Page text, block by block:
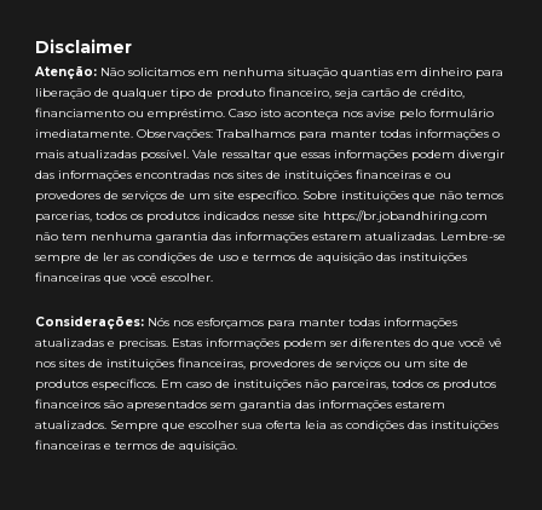
Disclaimer
Atenção: Não solicitamos em nenhuma situação quantias em dinheiro para
liberação de qualquer tipo de produto financeiro, seja cartão de crédito,
financiamento ou empréstimo. Caso isto aconteça nos avise pelo formulário
imediatamente. Observações: Trabalhamos para manter todas informações o
mais atualizadas possível. Vale ressaltar que essas informações podem divergir
das informações encontradas nos sites de instituições financeiras e ou
provedores de serviços de um site específico. Sobre instituições que não temos
parcerias, todos os produtos indicados nesse site https://br.jobandhiring.com
não tem nenhuma garantia das informações estarem atualizadas. Lembre-se
sempre de ler as condições de uso e termos de aquisição das instituições
financeiras que você escolher.
Considerações: Nós nos esforçamos para manter todas informações
atualizadas e precisas. Estas informações podem ser diferentes do que você vê
nos sites de instituições financeiras, provedores de serviços ou um site de
produtos específicos. Em caso de instituições não parceiras, todos os produtos
financeiros são apresentados sem garantia das informações estarem
atualizados. Sempre que escolher sua oferta leia as condições das instituições
financeiras e termos de aquisição.